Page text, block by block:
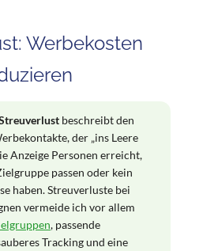
Werbekosten
beschreibt den
der „ins Leere
Anzeige Personen erreicht,
passen oder kein
haben. Streuverluste bei
vermeide ich vor allem
, passende
Tracking und eine